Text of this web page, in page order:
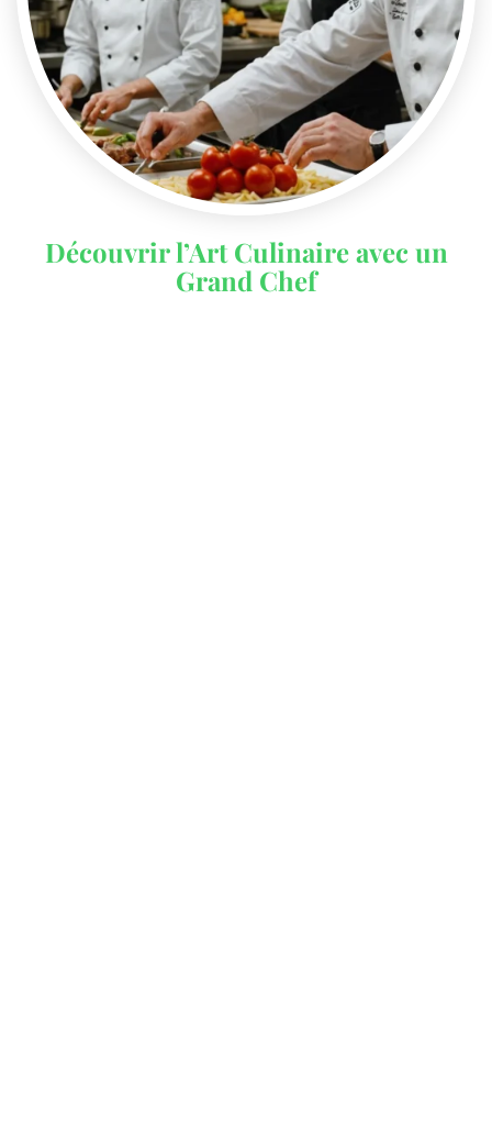
Découvrir l’Art Culinaire avec un
Grand Chef